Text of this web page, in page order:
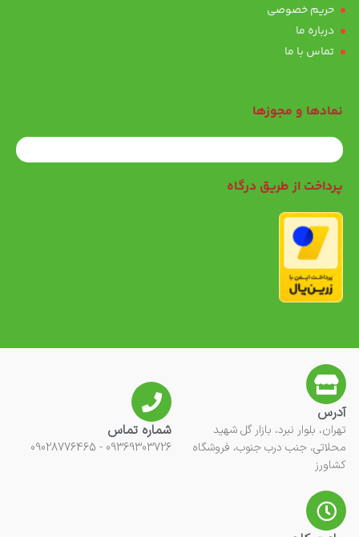
حریم خصوصی
درباره ما
تماس با ما
نمادها و مجوزها
پرداخت از طریق درگاه
آدرس
تهران، بلوار نبرد، بازار گل شهید
محلاتی، جنب درب جنوب، فروشگاه
کشاورز
شماره تماس
09369303726 - 09028776465